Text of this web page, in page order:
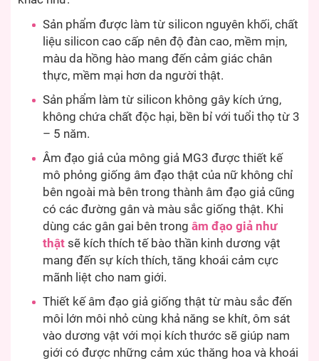
Sản phẩm được làm từ silicon nguyên khối, chất
liệu silicon cao cấp nên độ đàn cao, mềm mịn,
màu da hồng hào mang đến cảm giác chân
thực, mềm mại hơn da người thật.
Sản phẩm làm từ silicon không gây kích ứng,
không chứa chất độc hại, bền bỉ với tuổi thọ từ 3
– 5 năm.
Âm đạo giả của mông giả MG3 được thiết kế
mô phỏng giống âm đạo thật của nữ không chỉ
bên ngoài mà bên trong thành âm đạo giả cũng
có các đường gân và màu sắc giống thật. Khi
dùng các gân gai bên trong âm đạo giả như
thật sẽ kích thích tế bào thần kinh dương vật
mang đến sự kích thích, tăng khoái cảm cực
mãnh liệt cho nam giới.
Thiết kế âm đạo giả giống thật từ màu sắc đến
môi lớn môi nhỏ cùng khả năng se khít, ôm sát
vào dương vật với mọi kích thước sẽ giúp nam
giới có được những cảm xúc thăng hoa và khoái